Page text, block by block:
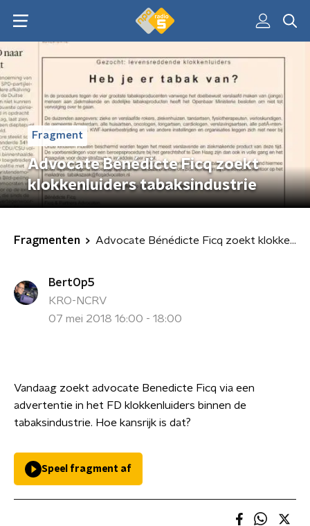
Fragment
Advocate Bénédicte Ficq zoekt
klokkenluiders tabaksindustrie
Fragmenten Advocate Bénédicte Ficq zoekt klokkenluiders tabaksindustrie
BertOp5
KRO-NCRV
07 mei 2018 16:00 - 18:00
Vandaag zoekt advocate Benedicte Ficq via een
advertentie in het FD klokkenluiders binnen de
tabaksindustrie. Hoe kansrijk is dat?
Speel fragment af